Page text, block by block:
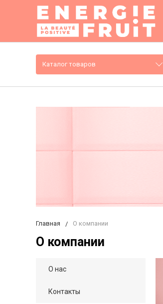
Каталог товаров
Главная О компании
О компании
О нас
Контакты